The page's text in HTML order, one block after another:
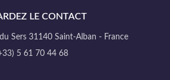
LE CONTACT
Sers 31140 Saint-Alban - France
5 61 70 44 68